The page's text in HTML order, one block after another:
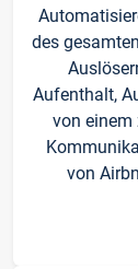
des
Aufenthalt,
von einem
von